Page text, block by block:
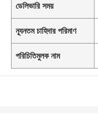
ডেলিভারি সময়
ন্যূনতম চাহিদার পরিমাণ
পরিচিতিমুলক নাম